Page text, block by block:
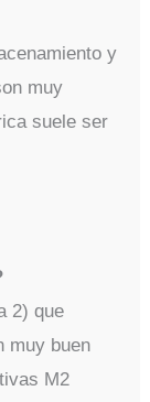
y
muy
suele ser
2) que
muy buen
M2